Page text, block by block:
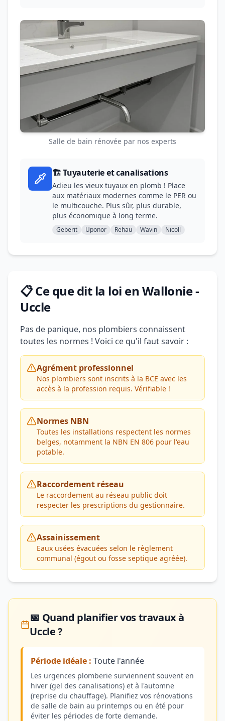
Salle de bain rénovée par nos experts
🏗️ Tuyauterie et canalisations
Adieu les vieux tuyaux en plomb ! Place
aux matériaux modernes comme le PER ou
le multicouche. Plus sûr, plus durable,
plus économique à long terme.
Geberit Uponor Rehau Wavin Nicoll
📋 Ce que dit la loi en Wallonie -
Uccle
Pas de panique, nos plombiers connaissent
toutes les normes ! Voici ce qu'il faut savoir :
Agrément professionnel
Nos plombiers sont inscrits à la BCE avec les
accès à la profession requis. Vérifiable !
Normes NBN
Toutes les installations respectent les normes
belges, notamment la NBN EN 806 pour l'eau
potable.
Raccordement réseau
Le raccordement au réseau public doit
respecter les prescriptions du gestionnaire.
Assainissement
Eaux usées évacuées selon le règlement
communal (égout ou fosse septique agréée).
📅 Quand planifier vos travaux à
Uccle ?
Période idéale : Toute l'année
Les urgences plomberie surviennent souvent en
hiver (gel des canalisations) et à l'automne
(reprise du chauffage). Planifiez vos rénovations
de salle de bain au printemps ou en été pour
éviter les périodes de forte demande.